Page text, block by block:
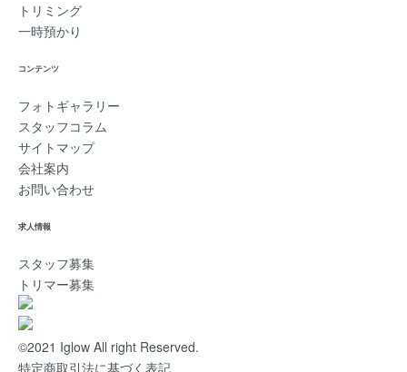
トリミング
一時預かり
コンテンツ
フォトギャラリー
スタッフコラム
サイトマップ
会社案内
お問い合わせ
求人情報
スタッフ募集
トリマー募集
©2021 Iglow All right Reserved.
特定商取引法に基づく表記